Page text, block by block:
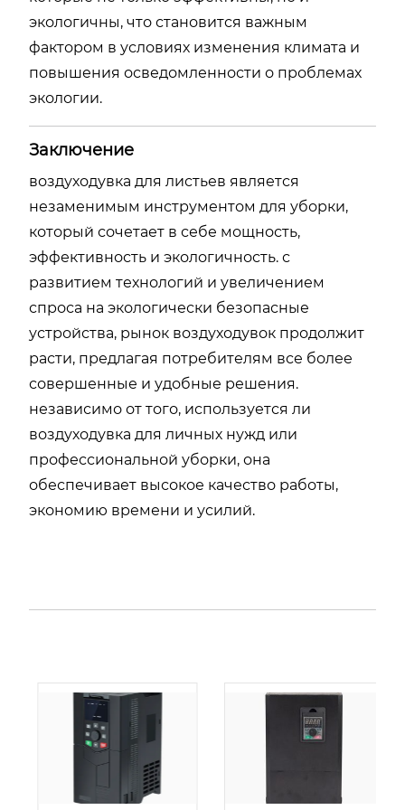
экологичны, что становится важным
фактором в условиях изменения климата и
повышения осведомленности о проблемах
экологии.
Заключение
воздуходувка для листьев является
незаменимым инструментом для уборки,
который сочетает в себе мощность,
эффективность и экологичность. с
развитием технологий и увеличением
спроса на экологически безопасные
устройства, рынок воздуходувок продолжит
расти, предлагая потребителям все более
совершенные и удобные решения.
независимо от того, используется ли
воздуходувка для личных нужд или
профессиональной уборки, она
обеспечивает высокое качество работы,
экономию времени и усилий.